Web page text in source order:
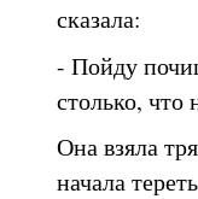
сказала:
- Пойду
столько, что
Она взяла
начала